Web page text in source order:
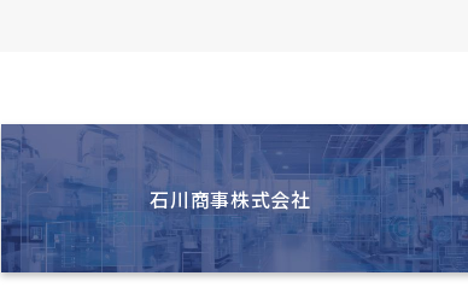
石川商事株式会社